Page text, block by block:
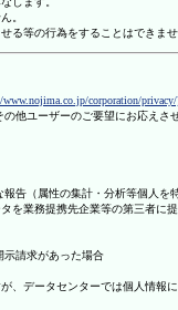
。
る等の行為をすることはできませ
www.nojima.co.jp/corporation/
他ユーザーのご要望にお応えさ
告（属性の集計・分析等個人を
業務提携先企業等の第三者に提
示請求があった場合
データセンターでは個人情